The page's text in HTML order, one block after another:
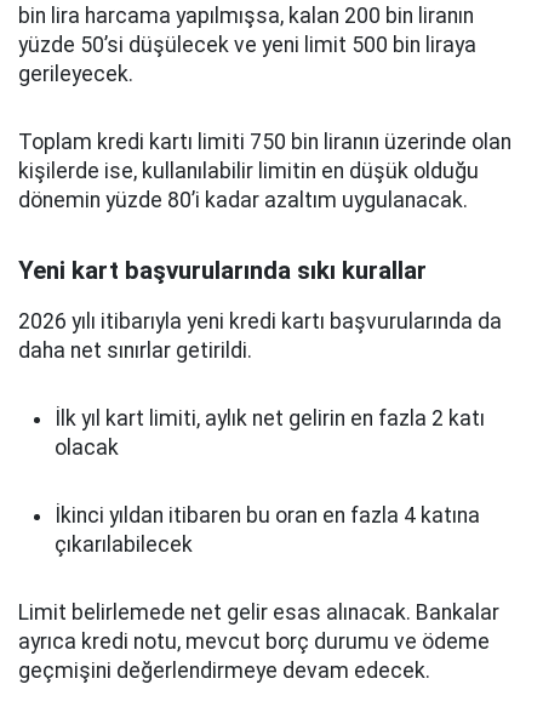
bin lira harcama yapılmışsa, kalan 200 bin liranın
yüzde 50’si düşülecek ve yeni limit 500 bin liraya
gerileyecek.
Toplam kredi kartı limiti 750 bin liranın üzerinde olan
kişilerde ise, kullanılabilir limitin en düşük olduğu
dönemin yüzde 80’i kadar azaltım uygulanacak.
Yeni kart başvurularında sıkı kurallar
2026 yılı itibarıyla yeni kredi kartı başvurularında da
daha net sınırlar getirildi.
İlk yıl kart limiti, aylık net gelirin en fazla 2 katı
olacak
İkinci yıldan itibaren bu oran en fazla 4 katına
çıkarılabilecek
Limit belirlemede net gelir esas alınacak. Bankalar
ayrıca kredi notu, mevcut borç durumu ve ödeme
geçmişini değerlendirmeye devam edecek.